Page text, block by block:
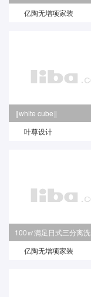
亿陶无增项家装
‖white cube‖
叶尊设计
100㎡满足日式三分离洗
亿陶无增项家装